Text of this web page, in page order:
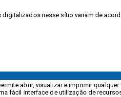
nesse sítio variam de
abrir, visualizar e imprimir qualquer
fácil interface de utilização de